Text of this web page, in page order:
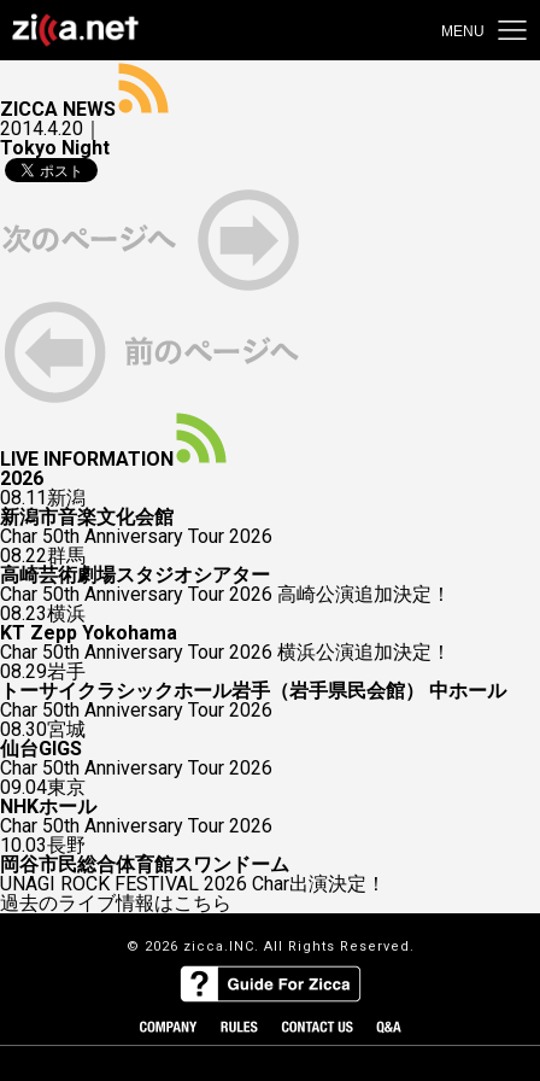
MENU
ZICCA NEWS
2014.4.20｜
Tokyo Night
LIVE INFORMATION
2026
08.11新潟
新潟市音楽文化会館
Char 50th Anniversary Tour 2026
08.22群馬
高崎芸術劇場スタジオシアター
Char 50th Anniversary Tour 2026 高崎公演追加決定！
08.23横浜
KT Zepp Yokohama
Char 50th Anniversary Tour 2026 横浜公演追加決定！
08.29岩手
トーサイクラシックホール岩手（岩手県民会館） 中ホール
Char 50th Anniversary Tour 2026
08.30宮城
仙台GIGS
Char 50th Anniversary Tour 2026
09.04東京
NHKホール
Char 50th Anniversary Tour 2026
10.03長野
岡谷市民総合体育館スワンドーム
UNAGI ROCK FESTIVAL 2026 Char出演決定！
過去のライブ情報はこちら
© 2026 zicca.INC. All Rights Reserved.